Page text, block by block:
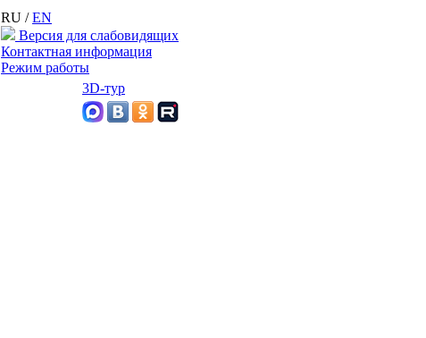
RU /EN
Версия для слабовидящих
Контактная информация
Режим работы
3D-тур